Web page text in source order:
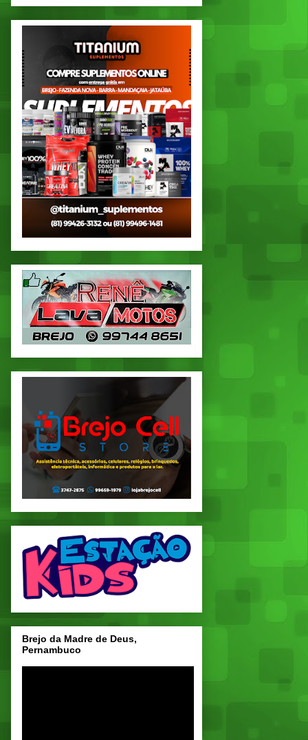
Brejo da Madre de Deus,
Pernambuco